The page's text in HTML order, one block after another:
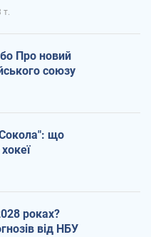
т.
Про новий
союзу
що
роках?
від НБУ